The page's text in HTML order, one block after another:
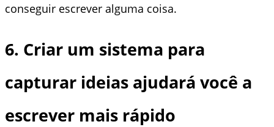
conseguir escrever alguma coisa.
6. Criar um sistema para
capturar ideias ajudará você a
escrever mais rápido